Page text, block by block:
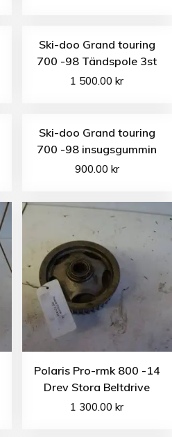
Ski-doo Grand touring
700 -98 Tändspole 3st
1 500.00kr
Ski-doo Grand touring
700 -98 insugsgummin
900.00 kr
Polaris Pro-rmk 800 -14
Drev Stora Beltdrive
1 300.00kr